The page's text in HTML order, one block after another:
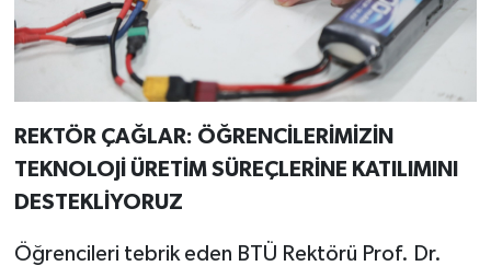
REKTÖR ÇAĞLAR: ÖĞRENCİLERİMİZİN
TEKNOLOJİ ÜRETİM SÜREÇLERİNE KATILIMINI
DESTEKLİYORUZ
Öğrencileri tebrik eden BTÜ Rektörü Prof. Dr.